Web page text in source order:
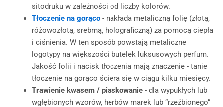
sitodruku w zależności od liczby kolorów.
Tłoczenie na gorąco- nakłada metaliczną folię (złotą,
różowozłotą, srebrną, holograficzną) za pomocą ciepła
i ciśnienia. W ten sposób powstają metaliczne
logotypy na większości butelek luksusowych perfum.
Jakość folii i nacisk tłoczenia mają znaczenie - tanie
tłoczenie na gorąco ściera się w ciągu kilku miesięcy.
Trawienie kwasem / piaskowanie- dla wypukłych lub
wgłębionych wzorów, herbów marek lub “rzeźbionego”